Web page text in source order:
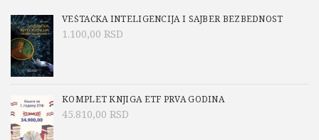
VEŠTAČKA INTELIGENCIJA I SAJBER BEZBEDNOST
1.100,00 RSD
KOMPLET KNJIGA ETF PRVA GODINA
45.810,00 RSD